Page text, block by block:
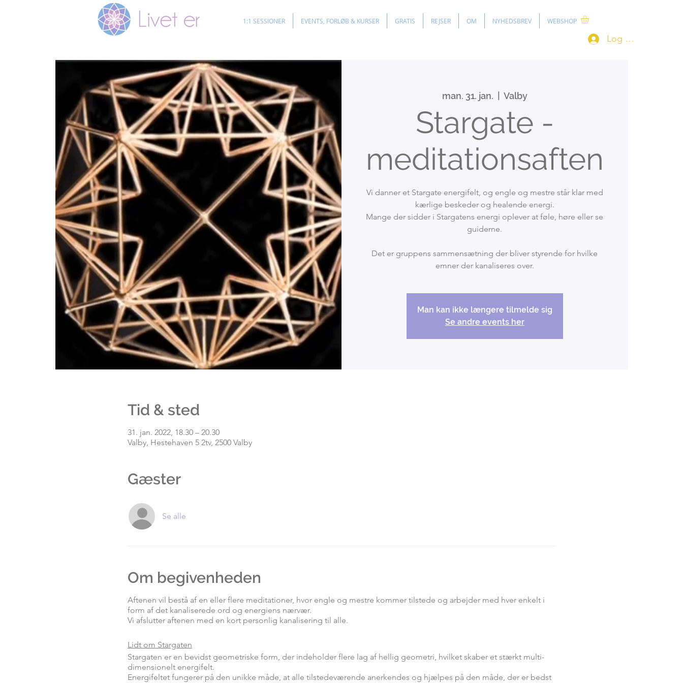
1:1 SESSIONER EVENTS, FORLØB & KURSER GRATIS REJSER OM NYHEDSBREV WEBSHOP
Log ind
man. 31. jan. Valby
Stargate -
meditationsaften
Vi danner et Stargate energifelt, og engle og mestre står klar med
kærlige beskeder og healende energi.
Mange der sidder i Stargatens energi oplever at føle, høre eller se
guiderne.
Det er gruppens sammensætning der bliver styrende for hvilke
emner der kanaliseres over.
Man kan ikke længere tilmelde sig
Se andre events her
Tid & sted
31. jan. 2022, 18.30 – 20.30
Valby, Hestehaven 5 2tv, 2500 Valby
Gæster
Se alle
Om begivenheden
Aftenen vil bestå af en eller flere meditationer, hvor engle og mestre kommer tilstede og arbejder med hver enkelt i
form af det kanaliserede ord og energiens nærvær.
Vi afslutter aftenen med en kort personlig kanalisering til alle.
Lidt om Stargaten
Stargaten er en bevidst geometriske form, der indeholder flere lag af hellig geometri, hvilket skaber et stærkt multi-
dimensionelt energifelt.
Energifeltet fungerer på den unikke måde, at alle tilstedeværende anerkendes og hjælpes på den måde, der er bedst